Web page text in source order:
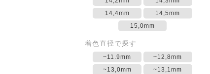
14,4mm
14,5mm
15,0mm
着色直径で探す
~11.9mm
~12,8mm
~13,0mm
~13,1mm